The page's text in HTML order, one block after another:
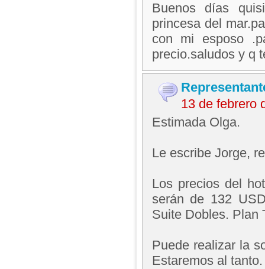
Buenos días
princesa del
con mi esposo
precio.saludos y q
13 de febrero
Estimada Olga.
Le escribe Jorge,
Los precios del
serán de 132
Suite Dobles. Plan
Puede realizar la
Estaremos al tanto.